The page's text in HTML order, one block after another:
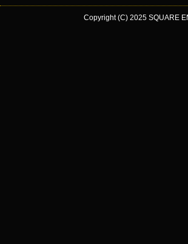
Copyright (C) 2025 SQUARE